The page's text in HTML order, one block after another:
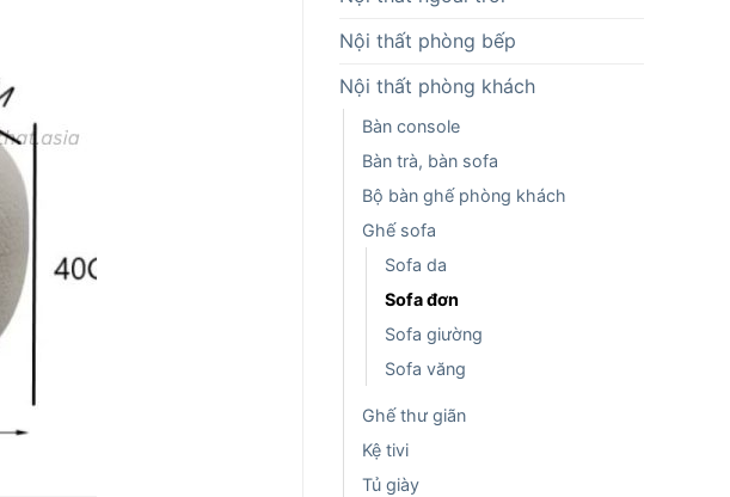
Nội thất phòng bếp
Nội thất phòng khách
Bàn console
Bàn trà, bàn sofa
Bộ bàn ghế phòng khách
Ghế sofa
Sofa da
Sofa đơn
Sofa giường
Sofa văng
Ghế thư giãn
Kệ tivi
Tủ giày